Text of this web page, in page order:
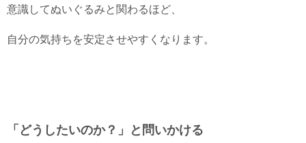
意識してぬいぐるみと関わるほど、
自分の気持ちを安定させやすくなります。
「どうしたいのか？」と問いかける